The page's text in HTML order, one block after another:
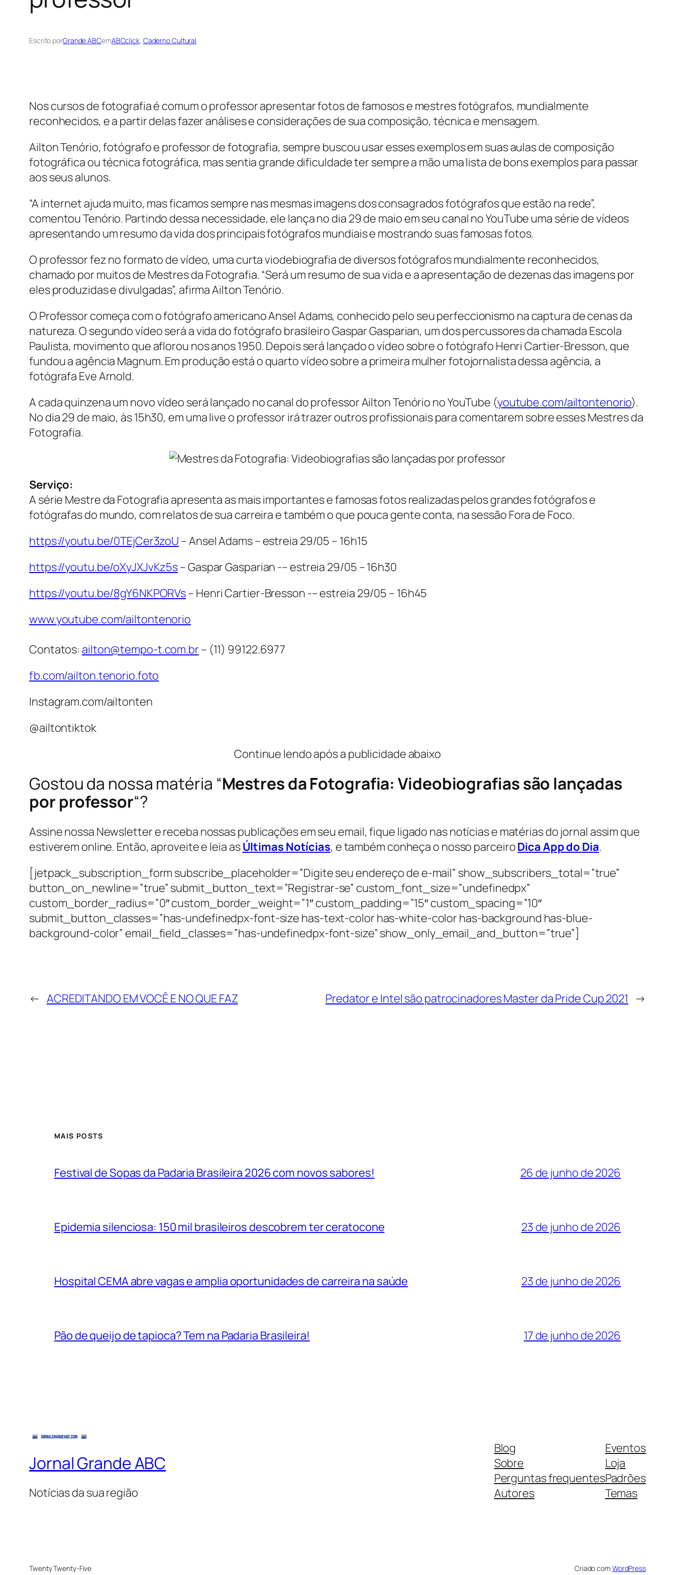
Escrito porGrande ABCemABCclick, Caderno Cultural
Nos cursos de fotografia é comum o professor apresentar fotos de famosos e mestres fotógrafos, mundialmente
reconhecidos, e a partir delas fazer análises e considerações de sua composição, técnica e mensagem.
Ailton Tenório, fotógrafo e professor de fotografia, sempre buscou usar esses exemplos em suas aulas de composição
fotográfica ou técnica fotográfica, mas sentia grande dificuldade ter sempre a mão uma lista de bons exemplos para passar
aos seus alunos.
“A internet ajuda muito, mas ficamos sempre nas mesmas imagens dos consagrados fotógrafos que estão na rede”,
comentou Tenório. Partindo dessa necessidade, ele lança no dia 29 de maio em seu canal no YouTube uma série de vídeos
apresentando um resumo da vida dos principais fotógrafos mundiais e mostrando suas famosas fotos.
O professor fez no formato de vídeo, uma curta viodebiografia de diversos fotógrafos mundialmente reconhecidos,
chamado por muitos de Mestres da Fotografia. “Será um resumo de sua vida e a apresentação de dezenas das imagens por
eles produzidas e divulgadas”, afirma Ailton Tenório.
O Professor começa com o fotógrafo americano Ansel Adams, conhecido pelo seu perfeccionismo na captura de cenas da
natureza. O segundo vídeo será a vida do fotógrafo brasileiro Gaspar Gasparian, um dos percussores da chamada Escola
Paulista, movimento que aflorou nos anos 1950. Depois será lançado o vídeo sobre o fotógrafo Henri Cartier-Bresson, que
fundou a agência Magnum. Em produção está o quarto vídeo sobre a primeira mulher fotojornalista dessa agência, a
fotógrafa Eve Arnold.
A cada quinzena um novo vídeo será lançado no canal do professor Ailton Tenório no YouTube (youtube.com/ailtontenorio).
No dia 29 de maio, às 15h30, em umalive o professor irá trazer outros profissionais para comentarem sobre esses Mestres da
Fotografia.
Serviço:
A série Mestre da Fotografia apresenta as mais importantes e famosas fotos realizadas pelos grandes fotógrafos e
fotógrafas do mundo, com relatos de sua carreira e também o que pouca gente conta, na sessão Fora de Foco.
https://youtu.be/0TEjCer3zoU – Ansel Adams – estreia 29/05 – 16h15
https://youtu.be/oXyJXJvKz5s– Gaspar Gasparian -– estreia 29/05 – 16h30
https://youtu.be/8gY6NKPORVs– Henri Cartier-Bresson -– estreia 29/05 – 16h45
www.youtube.com/ailtontenorio
Contatos: ailton@tempo-t.com.br– (11) 99122.6977
fb.com/ailton.tenorio.foto
Instagram.com/ailtonten
@ailtontiktok
Continue lendo após a publicidade abaixo
Gostou da nossa matéria “Mestres da Fotografia: Videobiografias são lançadas
por professor“?
Assine nossa Newsletter e receba nossas publicações em seu email, fique ligado nas notícias e matérias do jornal assim que
estiverem online. Então, aproveite e leia asÚltimas Notícias, e também conheça o nosso parceiroDica App do Dia.
[jetpack_subscription_form subscribe_placeholder=”Digite seu endereço de e-mail” show_subscribers_total=”true”
button_on_newline=”true” submit_button_text=”Registrar-se” custom_font_size=”undefinedpx”
custom_border_radius=”0″ custom_border_weight=”1″ custom_padding=”15″ custom_spacing=”10″
submit_button_classes=”has-undefinedpx-font-size has-text-color has-white-color has-background has-blue-
background-color” email_field_classes=”has-undefinedpx-font-size” show_only_email_and_button=”true”]
← ACREDITANDO EM VOCÊ E NO QUE FAZ Predator e Intel são patrocinadores Master da Pride Cup 2021 →
MAIS POSTS
Festival de Sopas da Padaria Brasileira 2026 com novos sabores! 26 de junho de 2026
Epidemia silenciosa: 150 mil brasileiros descobrem ter ceratocone 23 de junho de 2026
Hospital CEMA abre vagas e amplia oportunidades de carreira na saúde 23 de junho de 2026
Pão de queijo de tapioca? Tem na Padaria Brasileira! 17 de junho de 2026
Jornal Grande ABC
Notícias da sua região
Blog
Sobre
Perguntas frequentes
Autores
Eventos
Loja
Padrões
Temas
Twenty Twenty-Five Criado com WordPress